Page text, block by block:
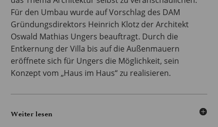
Für den Umbau wurde auf Vorschlag des DAM
Gründungsdirektors Heinrich Klotz der Architekt
Oswald Mathias Ungers beauftragt. Durch die
Entkernung der Villa bis auf die Außenmauern
eröffnete sich für Ungers die Möglichkeit, sein
Konzept vom „Haus im Haus“ zu realisieren.
Weiter lesen